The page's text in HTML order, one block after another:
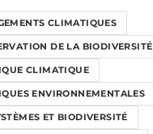
CLIMATIQUES
DE LA BIODIVERSITÉ
CLIMATIQUE
ENVIRONNEMENTALES
ET BIODIVERSITÉ